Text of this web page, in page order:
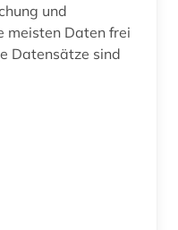
und
meisten Daten frei
Datensätze sind